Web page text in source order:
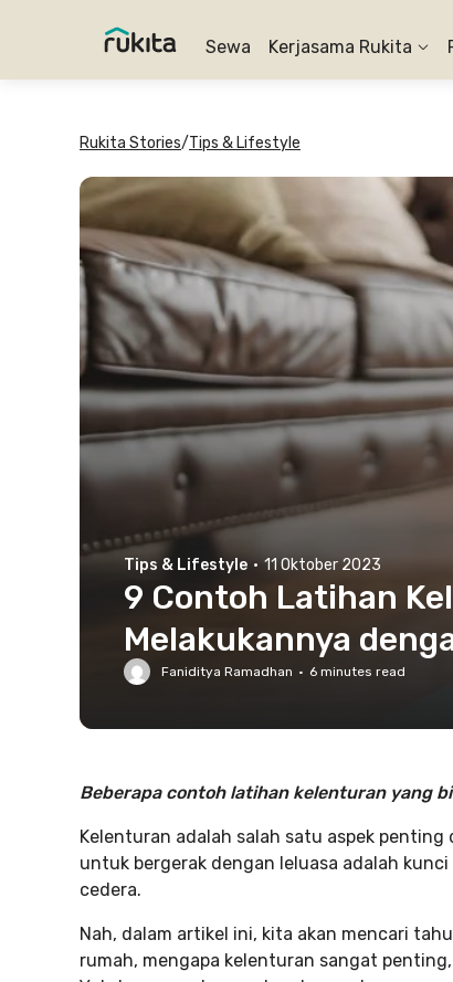
Sewa Kerjasama Rukita
Rukita Stories/Tips & Lifestyle
Tips & Lifestyle · 11 Oktober 2023
9 Contoh Latihan
Melakukannya
Faniditya Ramadhan · 6 minutes read
Beberapa contoh latihan kelenturan yang
Kelenturan adalah salah satu aspek
untuk bergerak dengan leluasa adalah
cedera.
Nah, dalam artikel ini, kita akan mencari
rumah, mengapa kelenturan sangat